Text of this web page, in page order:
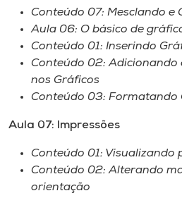
Conteúdo 07: Mesclando e
Aula 06: O básico de
Conteúdo 01: Inserindo
Conteúdo 02: Adicionando
nos Gráficos
Conteúdo 03: Formatando
Aula 07: Impressões
Conteúdo 01: Visualizando
Conteúdo 02: Alterando
orientação